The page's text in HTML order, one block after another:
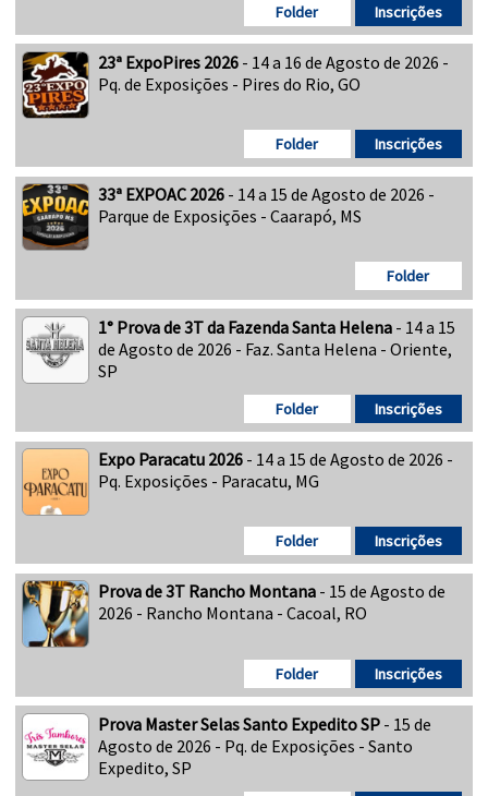
Inscrições
Folder
23ª ExpoPires 2026 - 14 a 16 de Agosto de 2026 -
Pq. de Exposições - Pires do Rio, GO
Inscrições
Folder
33ª EXPOAC 2026 - 14 a 15 de Agosto de 2026 -
Parque de Exposições - Caarapó, MS
Folder
1° Prova de 3T da Fazenda Santa Helena - 14 a 15
de Agosto de 2026 - Faz. Santa Helena - Oriente,
SP
Inscrições
Folder
Expo Paracatu 2026 - 14 a 15 de Agosto de 2026 -
Pq. Exposições - Paracatu, MG
Inscrições
Folder
Prova de 3T Rancho Montana - 15 de Agosto de
2026 - Rancho Montana - Cacoal, RO
Inscrições
Folder
Prova Master Selas Santo Expedito SP - 15 de
Agosto de 2026 - Pq. de Exposições - Santo
Expedito, SP